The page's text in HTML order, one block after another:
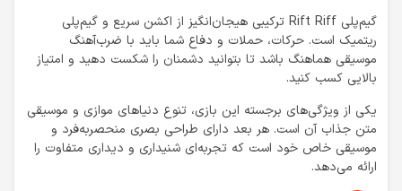
گیم‌پلی Rift Riff ترکیبی هیجان‌انگیز از اکشن سریع و گیم‌پلی
ریتمیک است. حرکات، حملات و دفاع شما باید با ضرب‌آهنگ
موسیقی هماهنگ باشد تا بتوانید دشمنان را شکست دهید و امتیاز
بالایی کسب کنید.
یکی از ویژگی‌های برجسته این بازی، تنوع دنیاهای موازی و موسیقی
متن جذاب آن است. هر بعد دارای طراحی بصری منحصربه‌فرد و
موسیقی خاص خود است که تجربه‌ای شنیداری و دیداری متفاوت را
ارائه می‌دهد.